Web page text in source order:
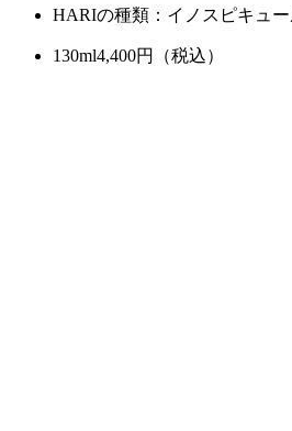
HARIの種類：イノスピキュ
130ml4,400円（税込）